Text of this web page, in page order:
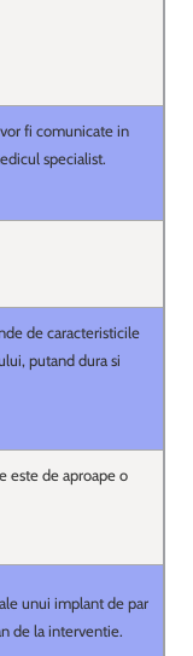
fi comunicate in
specialist.
de caracteristicile
putand dura si
este de aproape o
unui implant de par
de la interventie.